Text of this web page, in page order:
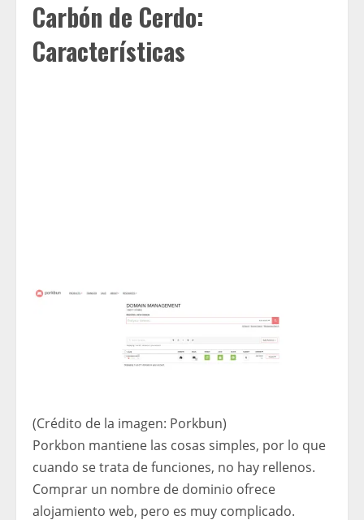
Carbón de Cerdo:
Características
(Crédito de la imagen: Porkbun)
Porkbon mantiene las cosas simples, por lo que
cuando se trata de funciones, no hay rellenos.
Comprar un nombre de dominio ofrece
alojamiento web, pero es muy complicado.